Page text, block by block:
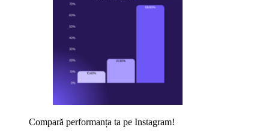
Compară performanța ta pe Instagram!